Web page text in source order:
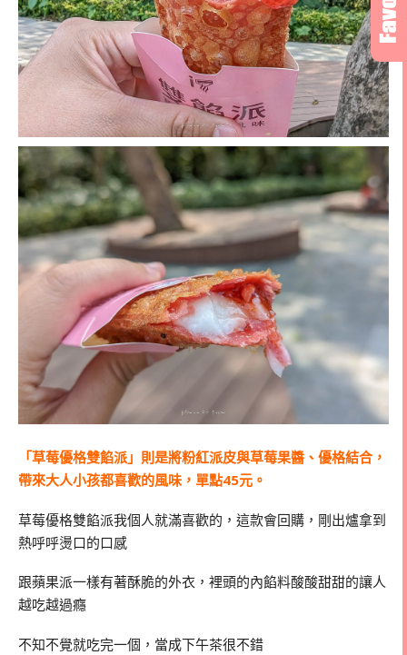
「草莓優格雙餡派」則是將粉紅派皮與草莓果醬、優格結合，
帶來大人小孩都喜歡的風味，單點45元。
草莓優格雙餡派我個人就滿喜歡的，這款會回購，剛出爐拿到
熱呼呼燙口的口感
跟蘋果派一樣有著酥脆的外衣，裡頭的內餡料酸酸甜甜的讓人
越吃越過癮
不知不覺就吃完一個，當成下午茶很不錯